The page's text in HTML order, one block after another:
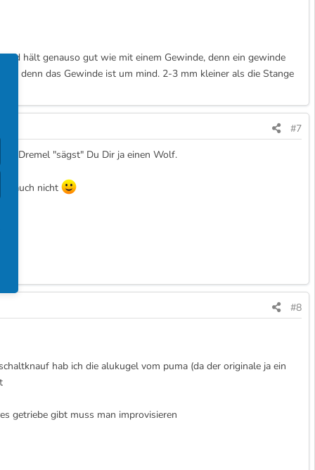
hält genauso gut wie mit einem Gewinde, denn ein gewinde
denn das Gewinde ist um mind. 2-3 mm kleiner als die Stange
#7
Dremel "sägst" Du Dir ja einen Wolf.
auch nicht
#8
hab ich die alukugel vom puma (da der originale ja ein
getriebe gibt muss man improvisieren